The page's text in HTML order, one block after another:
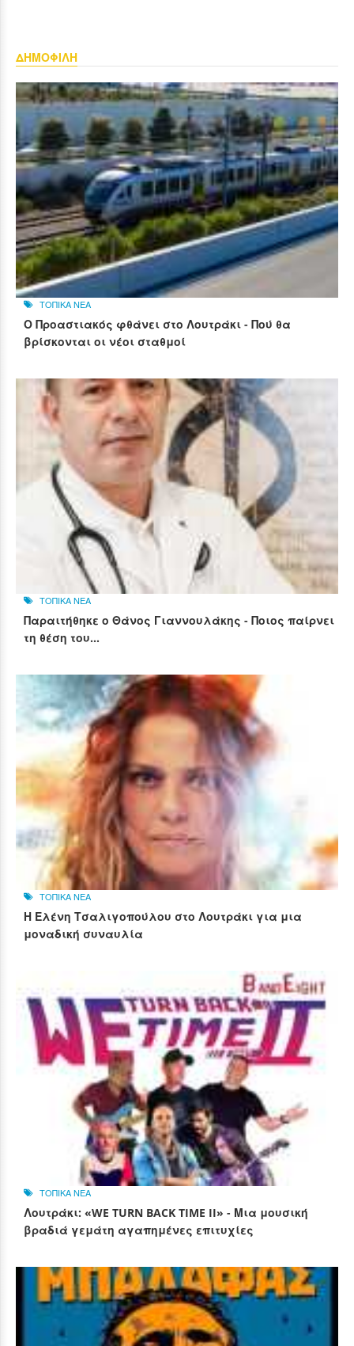
ΔΗΜΟΦΙΛΗ
ΤΟΠΙΚΑ ΝΕΑ
Ο Προαστιακός φθάνει στο Λουτράκι - Πού θα
βρίσκονται οι νέοι σταθμοί
ΤΟΠΙΚΑ ΝΕΑ
Παραιτήθηκε ο Θάνος Γιαννουλάκης - Ποιος παίρνει
τη θέση του...
ΤΟΠΙΚΑ ΝΕΑ
Η Ελένη Τσαλιγοπούλου στο Λουτράκι για μια
μοναδική συναυλία
ΤΟΠΙΚΑ ΝΕΑ
Λουτράκι: «WE TURN BACK TIME II» - Μια μουσική
βραδιά γεμάτη αγαπημένες επιτυχίες